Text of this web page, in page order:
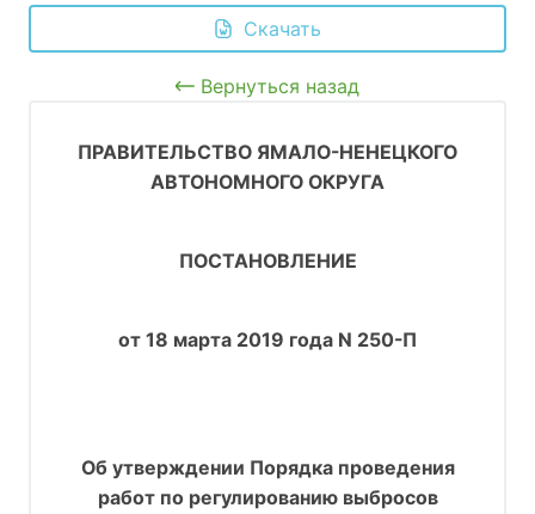
Скачать
Вернуться назад
ПРАВИТЕЛЬСТВО ЯМАЛО-НЕНЕЦКОГО
АВТОНОМНОГО ОКРУГА
ПОСТАНОВЛЕНИЕ
от 18 марта 2019 года N 250-П
Об утверждении Порядка проведения
работ по регулированию выбросов